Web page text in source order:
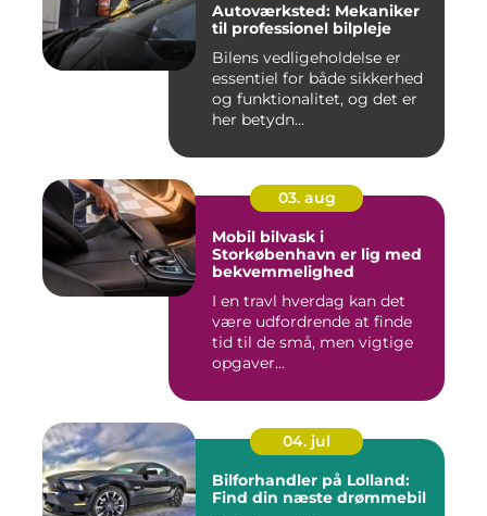
Autoværksted: Mekaniker
til professionel bilpleje
Bilens vedligeholdelse er
essentiel for både sikkerhed
og funktionalitet, og det er
her betydn...
03. aug
Mobil bilvask i
Storkøbenhavn er lig med
bekvemmelighed
I en travl hverdag kan det
være udfordrende at finde
tid til de små, men vigtige
opgaver...
04. jul
Bilforhandler på Lolland:
Find din næste drømmebil